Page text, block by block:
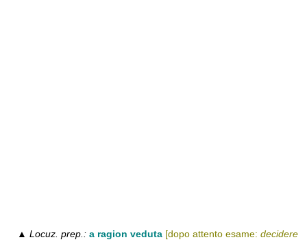
▲ Locuz. prep.: a ragion veduta [dopo attento esame: decidere